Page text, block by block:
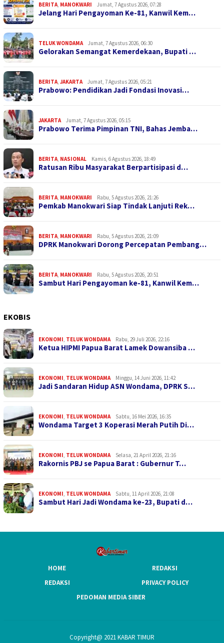
BERITA, MANOKWARI Jumat, 7 Agustus 2026, 07:28
Jelang Hari Pengayoman Ke-81, Kanwil Kem…
TELUK WONDAMA Jumat, 7 Agustus 2026, 06:30
Gelorakan Semangat Kemerdekaan, Bupati …
BERITA, JAKARTA Jumat, 7 Agustus 2026, 05:21
Prabowo: Pendidikan Jadi Fondasi Inovasi…
JAKARTA Jumat, 7 Agustus 2026, 05:15
Prabowo Terima Pimpinan TNI, Bahas Jemba…
BERITA, NASIONAL Kamis, 6 Agustus 2026, 18:49
Ratusan Ribu Masyarakat Berpartisipasi d…
BERITA, MANOKWARI Rabu, 5 Agustus 2026, 21:26
Pemkab Manokwari Siap Tindak Lanjuti Rek…
BERITA, MANOKWARI Rabu, 5 Agustus 2026, 21:09
DPRK Manokwari Dorong Percepatan Pembang…
BERITA, MANOKWARI Rabu, 5 Agustus 2026, 20:51
Sambut Hari Pengayoman ke-81, Kanwil Kem…
EKOBIS
EKONOMI, TELUK WONDAMA Rabu, 29 Juli 2026, 22:16
Ketua HIPMI Papua Barat Lamek Dowansiba …
EKONOMI, TELUK WONDAMA Minggu, 14 Juni 2026, 11:42
Jadi Sandaran Hidup ASN Wondama, DPRK S…
EKONOMI, TELUK WONDAMA Sabtu, 16 Mei 2026, 16:35
Wondama Target 3 Koperasi Merah Putih Di…
EKONOMI, TELUK WONDAMA Selasa, 21 April 2026, 21:16
Rakornis PBJ se Papua Barat : Gubernur T…
EKONOMI, TELUK WONDAMA Sabtu, 11 April 2026, 21:08
Sambut Hari Jadi Wondama ke-23, Bupati d…
HOME
REDAKSI
REDAKSI
PRIVACY POLICY
PEDOMAN MEDIA SIBER
Copyright@ 2021 KABAR TIMUR